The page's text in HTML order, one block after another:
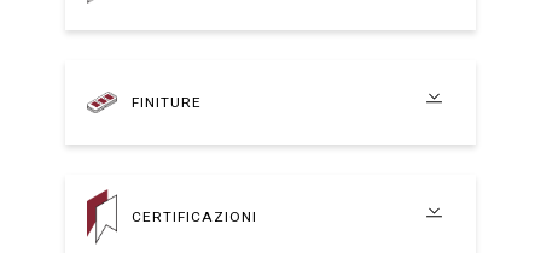
FINITURE
CERTIFICAZIONI